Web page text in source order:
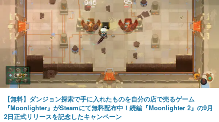
【無料】ダンジョン探索で手に入れたものを自分の店で売るゲーム
『Moonlighter』がSteamにて無料配布中！続編『Moonlighter 2』の9月
2日正式リリースを記念したキャンペーン